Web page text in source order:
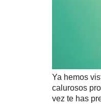
Ya hemos
calurosos
vez te has